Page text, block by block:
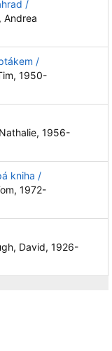
/
Andrea
/
1950-
1956-
kniha /
1972-
David, 1926-